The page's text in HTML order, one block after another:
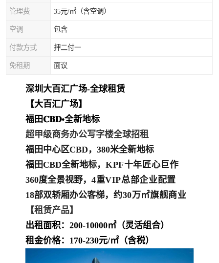
管理费 35元/㎡（含空调）
空调 包含
付款方式 押二付一
免租期 面议
深圳大百汇广场-全球租赁
【大百汇广场】
福田𝐂𝐁𝐃•全新地标
超甲级商务办公写字楼全球招租
福田中心区CBD，380米全新地标
福田CBD全新地标， KPF十年匠心巨作
360度全景视野， 4重VIP总部企业配置
18部双轿厢办公客梯， 约30万㎡旗舰商业
【租赁产品】
出租面积：200-10000㎡（灵活组合）
租金价格：170-230元/㎡（含税）
龙华观澜